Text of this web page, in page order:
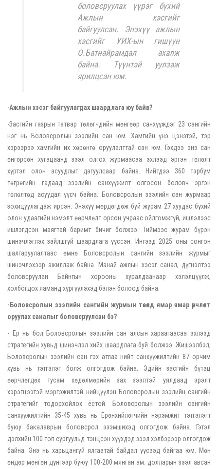
боловсруулах үүрэг бүхий
Ажлын хэсгийг
байгуулсан. Энэхүү ажлын
хэсгийг УИХ-ын гишүүн
О.Батнайрамдал ахалж
байна. Түүнтэй уулзаж
ярилцсан юм.
-Ажлын хэсэг байгуулагдах шаардлага юу байв?
-Засгийн газрын татвар төлөгчдийн мөнгөөр санхүүждэг 23 сангийн
нэг нь Боловсролын зээлийн сан юм. Хамгийн үнэ цэнэтэй, тэр
хэрээрээ хамгийн их хөрөнгө оруулалттай сан юм. Гэхдээ энэ сан
өнгөрсөн хугацаанд зээл олгох журмаасаа эхлээд эргэн төлөлт
хүртэл олон асуудлыг дагуулсаар байна. Нийтдээ 360 тэрбум
төгрөгийн гадаад зээлийн санхүүжилт олгосон боловч эргэн
төлөлтөд асуудал үүсч байна. Боловсролын зээлийн сан журмаар
зохицуулагдаж ирсэн. Энэхүү мөрдөгдөж буй журам 27 хуудас бүхий
олон удаагийн нэмэлт өөрчлөлт орсон учраас ойлгомжгүй, ишлэлээс
ишлэгдсэн маягтай баримт бичиг болжээ. Тиймээс журам бүрэн
шинэчлэглэх зайлшгүй шаардлага үүссэн. Ингээд 2025 оны сонгон
шалгаруулалтаас өмнө Боловсролын сангийн зээлийн журмыг
шинэчлэхээр ажиллаж байна. Манай ажлын хэсэг санал, дүгнэлтээ
боловсруулан Байнгын хорооны хуралдаанаар хэлэлцүүлж,
холбогдох яаманд хүргүүлэхэд бэлэн болоод байна.
-Боловсролын зээлийн сангийн журмын төсөлд ямар ямар өөрчлөлт
оруулах саналыг боловсруулсан бэ?
- Ер нь бол Боловсролын зээлийн сан алсын хараагаасаа эхлээд
стратегийн хувьд шинэчлэл хийх шаардлага буй болжээ. Жишээлбэл,
Боловсролын зээлийн сан гэх атлаа нийт санхүүжилтийн 87 орчим
хувь нь тэтгэлэг болж олгогдож байна. Эдийн засгийн бүтэц
өөрчлөгдөх тусам хөдөлмөрийн зах зээлтэй уялдаад эрэлт
хэрэгцээтэй мэргэжилтэй нийцүүлэн Боловсролын зээлийн сангийн
стратегийг тодорхойлох ёстой. Боловсролын зээлийн сангийн
санхүүжилтийн 35-45 хувь нь Ерөнхийлөгчийн нэрэмжит тэтгэлэгт
буюу бакалаврын боловсрол эзэмшихэд олгогдож байна. Гэтэл
дэлхийн 100 топ сургуульд тэнцсэн хүүхдэд зээл хэлбэрээр олгогдож
байна. Энэ нь харьцангуй ялгаатай байдал үүсээд байгаа юм. Мөн
өндөр мөнгөн дүнгээр буюу 100-200 мянган ам. долларын зээл авсан